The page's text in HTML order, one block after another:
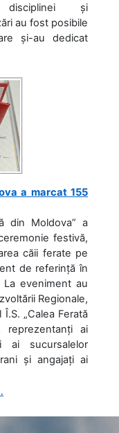
și
au fost posibile
și-au dedicat
a marcat 155
din Moldova” a
festivă,
căii ferate pe
de referință în
La eveniment au
Regionale,
„Calea Ferată
reprezentanți ai
ai sucursalelor
și angajați ai